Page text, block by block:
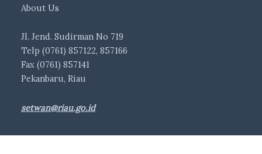
About Us
Jl. Jend. Sudirman No 719
Telp (0761) 857122, 857166
Fax (0761) 857141
Pekanbaru, Riau
setwan@riau.go.id